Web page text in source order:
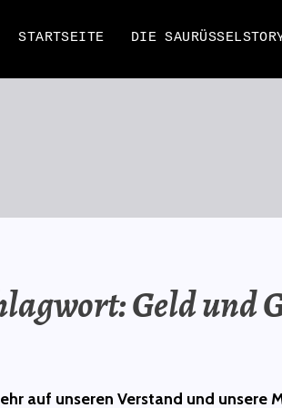
STARTSEITE DIE
Geld und
auf unseren Verstand und unsere